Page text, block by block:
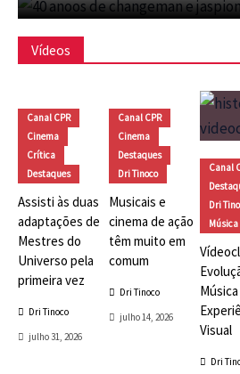
Vídeos
Canal CPR
Cinema
Crítica
Destaques
Assisti às duas
adaptações de
Mestres do
Universo pela
primeira vez
Dri Tinoco
julho 31, 2026
Canal CPR
Cinema
Destaques
Dri Tinoco
Musicais e
cinema de ação
têm muito em
comum
Dri Tinoco
julho 14, 2026
Canal
Dri
Música
Visual
Dri